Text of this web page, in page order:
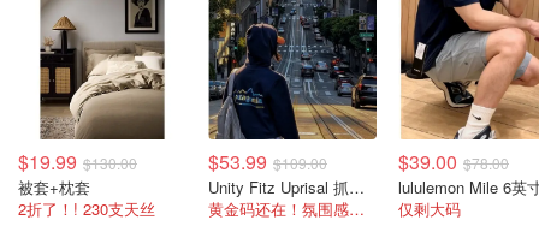
$19.99 $130.00
被套+枕套
2折了！! 230支天丝
$53.99 $109.00
Unity Fitz Uprisal 抓绒卫衣
黄金码还在！氛围感之神
$39.00 $78.00
仅剩大码